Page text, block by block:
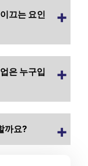
끄는 요인
은 누구입
까요?